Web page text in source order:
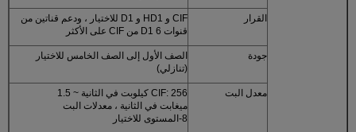
القرار
CIF و HD1 و D1 للاختيار ، ودعم قناتين من
قنوات D1 6 من CIF على الأكثر
جودة
الصف الأول إلى الصف الخامس للاختيار
(تنازلي)
معدل البت
CIF: 256 كيلوبت في الثانية ~ 1.5
ميغابت في الثانية ، معدلات البت
8-المستوى للاختيار